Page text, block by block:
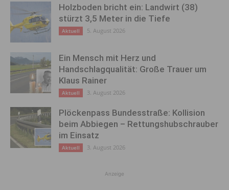
Holzboden bricht ein: Landwirt (38)
stürzt 3,5 Meter in die Tiefe
Aktuell 5. August 2026
Ein Mensch mit Herz und
Handschlagqualität: Große Trauer um
Klaus Rainer
Aktuell 3. August 2026
Plöckenpass Bundesstraße: Kollision
beim Abbiegen – Rettungshubschrauber
im Einsatz
Aktuell 3. August 2026
Anzeige